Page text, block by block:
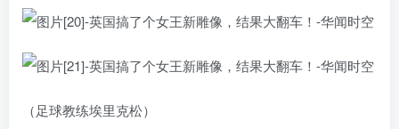
（足球教练埃里克松）